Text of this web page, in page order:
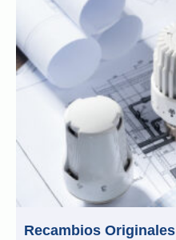
Recambios Originales